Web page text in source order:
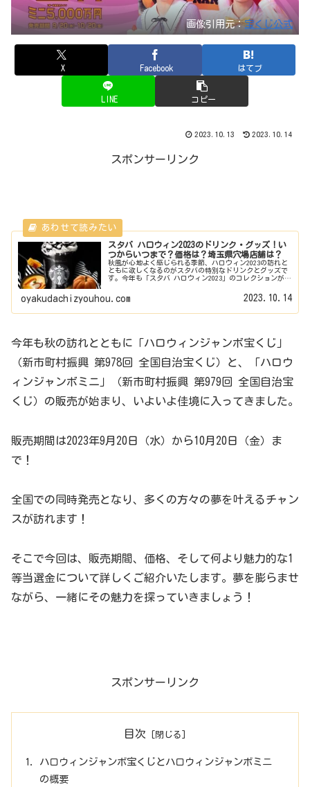
画像引用元：宝くじ公式
X Facebook はてブ
LINE コピー
2023.10.13 2023.10.14
スポンサーリンク
スタバ ハロウィン2023のドリンク・グッズ！い
つからいつまで？価格は？埼玉県穴場店舗は？
秋風が心地よく感じられる季節、ハロウィン2023の訪れと
ともに欲しくなるのがスタバの特別なドリンクとグッズで
す。今年も「スタバ ハロウィン2023」のコレクションが登
oyakudachizyouhou.com 2023.10.14
今年も秋の訪れとともに「ハロウィンジャンボ宝くじ」
（新市町村振興 第978回 全国自治宝くじ）と、「ハロウ
ィンジャンボミニ」（新市町村振興 第979回 全国自治宝
くじ）の販売が始まり、いよいよ佳境に入ってきました。
販売期間は2023年9月20日（水）から10月20日（金）ま
で！
全国での同時発売となり、多くの方々の夢を叶えるチャン
スが訪れます！
そこで今回は、販売期間、価格、そして何より魅力的な1
等当選金について詳しくご紹介いたします。夢を膨らませ
ながら、一緒にその魅力を探っていきましょう！
スポンサーリンク
目次
ハロウィンジャンボ宝くじとハロウィンジャンボミニ
の概要